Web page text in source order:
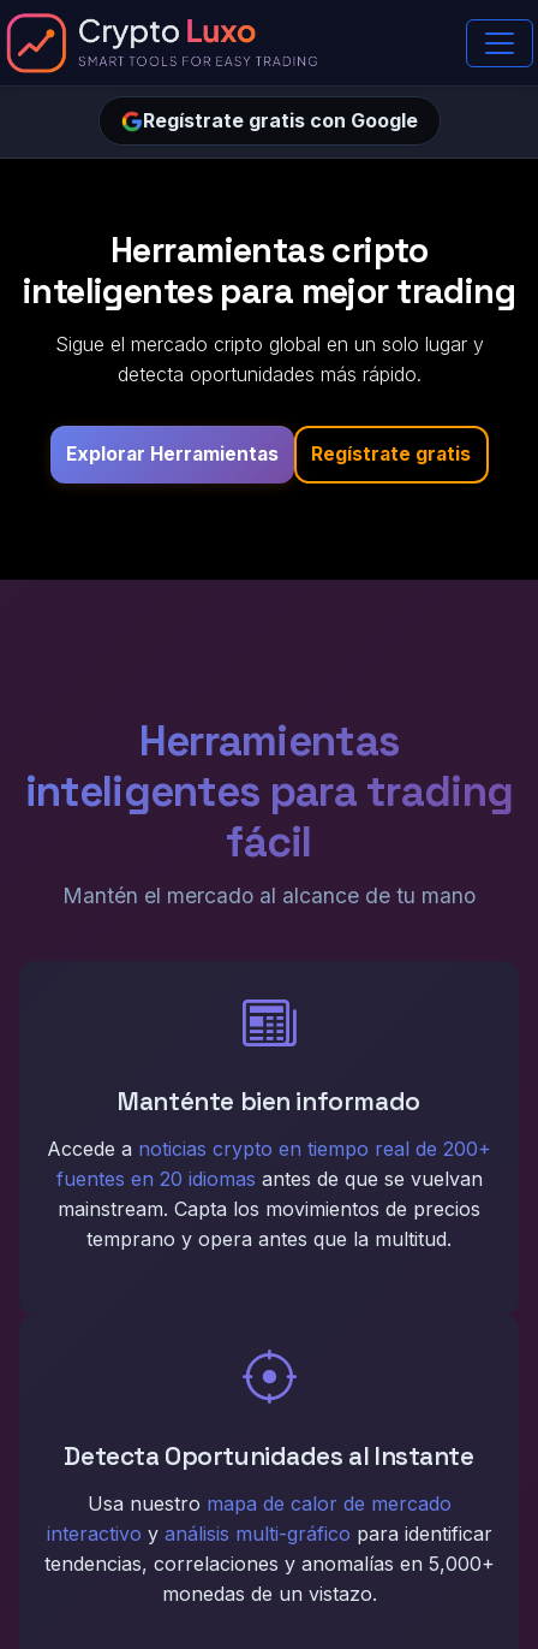
Regístrate gratis con Google
Herramientas cripto
inteligentes para mejor trading
Sigue el mercado cripto global en un solo lugar y
detecta oportunidades más rápido.
Explorar Herramientas Regístrate gratis
Herramientas
inteligentes para trading
fácil
Mantén el mercado al alcance de tu mano
Manténte bien informado
Accede a noticias crypto en tiempo real de 200+
fuentes en 20 idiomas antes de que se vuelvan
mainstream. Capta los movimientos de precios
temprano y opera antes que la multitud.
Detecta Oportunidades al Instante
Usa nuestro mapa de calor de mercado
interactivo y análisis multi-gráfico para identificar
tendencias, correlaciones y anomalías en 5,000+
monedas de un vistazo.